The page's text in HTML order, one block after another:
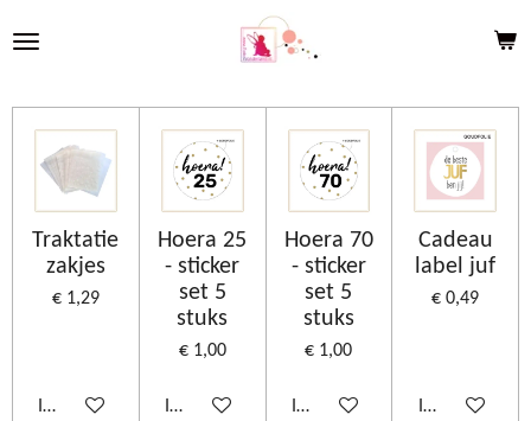
direct
de
Traktatie
zakjes
€ 1,29
In winkelwagen
Hoera 25
- sticker
set 5
stuks
€ 1,00
In winkelwagen
Hoera 70
- sticker
set 5
stuks
€ 1,00
In winkelwagen
Cadeau
label juf
€ 0,49
In